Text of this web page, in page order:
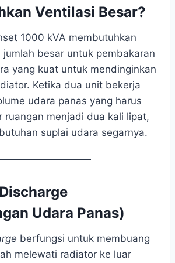
Ventilasi Besar?
1000 kVA membutuhkan
jumlah besar untuk pembakaran
yang kuat untuk mendinginkan
Ketika dua unit bekerja
udara panas yang harus
ruangan menjadi dua kali lipat,
suplai udara segarnya.
Udara Panas)
berfungsi untuk membuang
melewati radiator ke luar